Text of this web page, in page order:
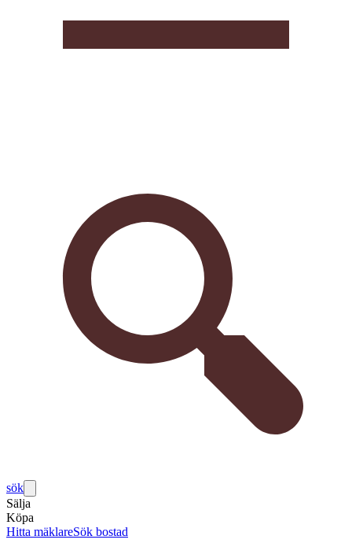
sök
Sälja
Köpa
Hitta mäklareSök bostad